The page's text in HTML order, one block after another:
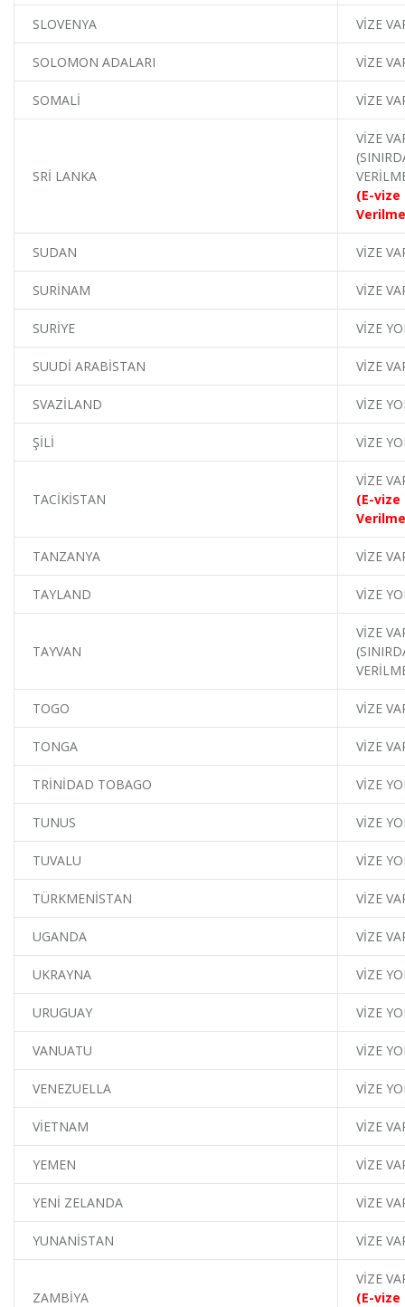
SLOVENYA VİZE
SOLOMON ADALARI VİZE
SOMALİ VİZE
SRİ LANKA
VİZE
(E-vize
SUDAN VİZE
SURİNAM VİZE
SURİYE VİZE
SUUDİ ARABİSTAN VİZE
SVAZİLAND VİZE
ŞİLİ VİZE
TACİKİSTAN
VİZE
(E-vize
TANZANYA VİZE
TAYLAND VİZE
TAYVAN
VİZE
TOGO VİZE
TONGA VİZE
TRİNİDAD TOBAGO VİZE
TUNUS VİZE
TUVALU VİZE
TÜRKMENİSTAN VİZE
UGANDA VİZE
UKRAYNA VİZE
URUGUAY VİZE
VANUATU VİZE
VENEZUELLA VİZE
VİETNAM VİZE
YEMEN VİZE
YENİ ZELANDA VİZE
YUNANİSTAN VİZE
ZAMBİYA
VİZE
(E-vize